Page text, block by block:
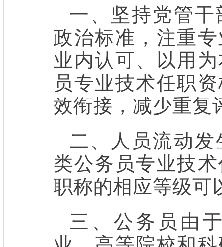
一、坚持党管
政治标准，注重
业内认可、以用
员专业技术任职
效衔接，减少重复
二、人员流动
类公务员专业技
职称的相应等级可
三、公务员由